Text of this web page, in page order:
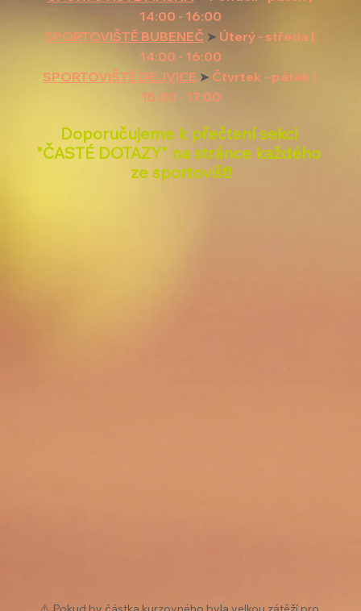
14:00 - 16:00
SPORTOVIŠTĚ BUBENEČ ➤ Úterý - středa |
14:00 - 16:00
SPORTOVIŠTĚ DEJVICE ➤ Čtvrtek - pátek |
15:00 - 17:00
Doporučujeme k přečtení sekci
"ČASTÉ DOTAZY" na stránce každého
ze sportovišť!